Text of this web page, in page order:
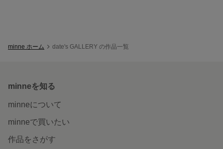
minne ホーム date's GALLERY の作品一覧
minneを知る
minneについて
minneで買いたい
作品をさがす